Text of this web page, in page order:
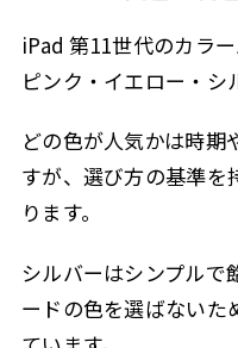
iPad 第11世代のカラ
ピンク・イエロー・シ
どの色が人気かは時期
すが、選び方の基準を
ります。
シルバーはシンプルで
ードの色を選ばないた